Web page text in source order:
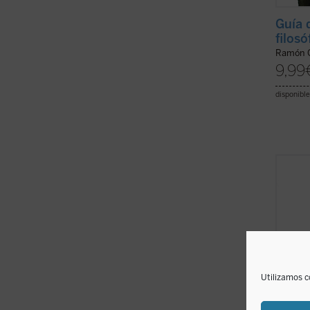
Utilizamos
Guía
Ramón
9,99
abril,
en
en